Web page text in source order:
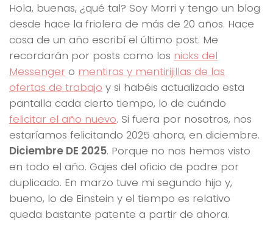
Hola, buenas, ¿qué tal? Soy Morri y tengo un blog
desde hace la friolera de más de 20 años. Hace
cosa de un año escribí el último post. Me
recordarán por posts como los nicks del
Messenger o mentiras y mentirijillas de las
ofertas de trabajo y si habéis actualizado esta
pantalla cada cierto tiempo, lo de cuándo
felicitar el año nuevo. Si fuera por nosotros, nos
estaríamos felicitando 2025 ahora, en diciembre.
Diciembre DE 2025. Porque no nos hemos visto
en todo el año. Gajes del oficio de padre por
duplicado. En marzo tuve mi segundo hijo y,
bueno, lo de Einstein y el tiempo es relativo
queda bastante patente a partir de ahora.